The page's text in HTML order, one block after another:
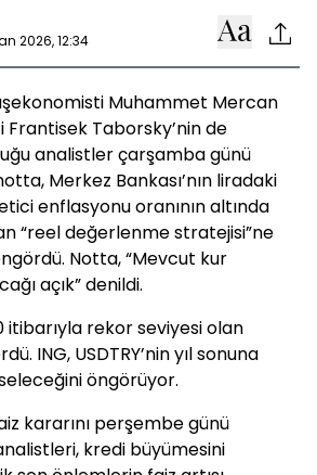
2026, 12:34
Muhammet Mercan
Frantisek Taborsky’nin de
analistler çarşamba günü
Merkez Bankası’nın liradaki
enflasyonu oranının altında
“reel değerlenme stratejisi”ne
Notta, “Mevcut kur
açık” denildi.
itibarıyla rekor seviyesi olan
ING, USDTRY’nin yıl sonuna
öngörüyor.
kararını perşembe günü
kredi büyümesini